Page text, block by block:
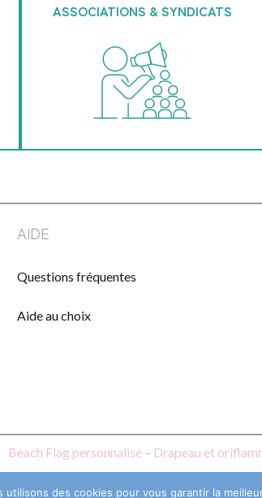
ASSOCIATIONS & SYNDICATS
AIDE
Questions fréquentes
Aide au choix
Beach Flag personnalisé – Drapeau et
utilisons des cookies pour vous garantir la